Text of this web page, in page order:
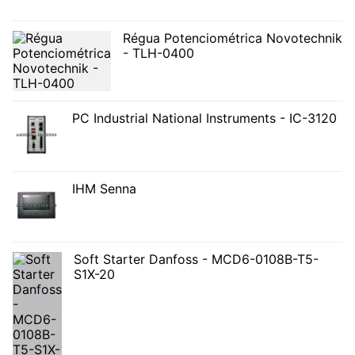
Régua Potenciométrica Novotechnik
- TLH-0400
PC Industrial National Instruments - IC-3120
IHM Senna
Soft Starter Danfoss - MCD6-0108B-T5-
S1X-20